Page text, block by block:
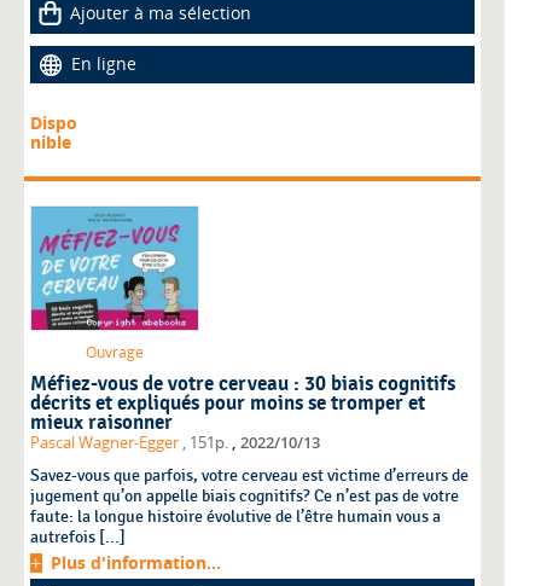
Ajouter à ma sélection
En ligne
Dispo
nible
Ouvrage
Méfiez-vous de votre cerveau : 30 biais cognitifs
décrits et expliqués pour moins se tromper et
mieux raisonner
Pascal Wagner-Egger , 151p. 2022/10/13
Savez-vous que parfois, votre cerveau est victime d’erreurs de
jugement qu’on appelle biais cognitifs? Ce n’est pas de votre
faute: la longue histoire évolutive de l’être humain vous a
autrefois [...]
Plus d'information...